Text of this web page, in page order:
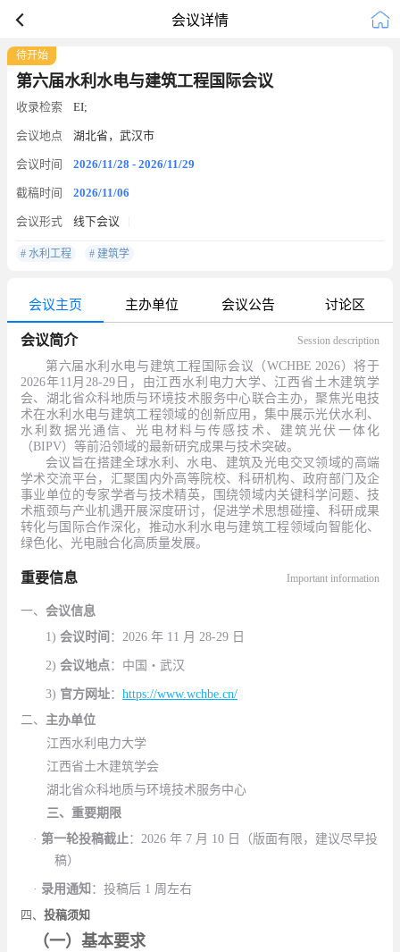
会议详情
待开始
第六届水利水电与建筑工程国际会议
收录检索 EI;
会议地点 湖北省，武汉市
会议时间 2026/11/28 - 2026/11/29
截稿时间 2026/11/06
会议形式 线下会议
# 水利工程 # 建筑学
会议主页 主办单位 会议公告 讨论区
会议简介 Session description
第六届水利水电与建筑工程国际会议（WCHBE 2026） 将于
2026年11月28-29 日， 由江西水利电力大学、江西省土木建筑学
会、湖北省众科地质与环境技术服务中心联合主办，聚焦光电技
术在水利水电与建筑工程领域的创新应用，集中展示光伏水利、
水利数据光通信、光电材料与传感技术、建筑光伏一体化
（BIPV）等前沿领域的最新研究成果与技术突破。
会议旨在搭建全球水利、水电、建筑及光电交叉领域的高端
学术交流平台，汇聚国内外高等院校、科研机构、政府部门及企
事业单位的专家学者与技术精英，围绕领域内关键科学问题、技
术瓶颈与产业机遇开展深度研讨，促进学术思想碰撞、科研成果
转化与国际合作深化，推动水利水电与建筑工程领域向智能化、
绿色化、光电融合化高质量发展。
重要信息 Important information
一、会议信息
1)会议时间 ：2026年 11 月28-29 日
2)会议地点：中国・武汉
3) 官方网址：https://www.wchbe.cn/
二、 主办单位
江西水利电力大学
江西省土木建筑学会
湖北省众科地质与环境技术服务中心
三、 重要期限
·第一轮投稿截止：2026年 7 月 10 日（版面有限，建议尽早投
稿）
· 录用通知 ：投稿后 1 周左右
四、投稿须知
（一）基本要求